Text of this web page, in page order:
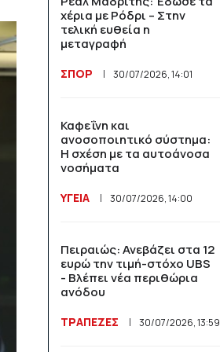
Νορβηγίας
ΣΠΟΡ 13/07/2026, 13:50
μήνυση τον Κιλιάν Εμπαπέ
ΣΠΟΡ 08/07/2026, 14:15
Τουρισμός: Διψήφια
άνοδος σε αφίξεις και
έσοδα το πρώτο
πεντάμηνο
Οι ΗΠΑ κλιμακώνουν τη
σύγκρουση με το Διεθνές
Ποινικό Δικαστήριο
120 εκατομμύρια και ένα
μπλε τικ: η Ευρώπη δείχνει
στον Μασκ τη ρυθμιστική
της δύναμη
χέρια με Ρόδρι – Στην
τελική ευθεία η
μεταγραφή
ΣΠΟΡ 30/07/2026, 14:01
Καφεΐνη και
ανοσοποιητικό σύστημα:
Η σχέση με τα αυτοάνοσα
νοσήματα
ΥΓΕΙΑ 30/07/2026, 14:00
Πειραιώς: Ανεβάζει στα 12
ευρώ την τιμή-στόχο UBS
- Βλέπει νέα περιθώρια
ανόδου
ΤΡΑΠΕΖΕΣ 30/07/2026, 13:59